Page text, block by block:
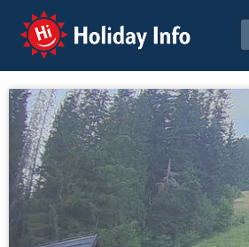
Holiday Info